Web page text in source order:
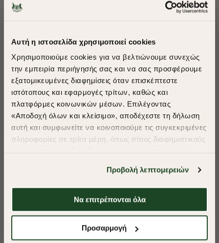
Αυτή η ιστοσελίδα χρησιμοποιεί cookies
Χρησιμοποιούμε cookies για να βελτιώνουμε συνεχώς
την εμπειρία περιήγησής σας και να σας προσφέρουμε
εξατομικευμένες διαφημίσεις όταν επισκέπτεστε
ιστότοπους και εφαρμογές τρίτων, καθώς και
πλατφόρμες κοινωνικών μέσων. Επιλέγοντας
«Αποδοχή όλων και κλείσιμο», αποδέχεστε τη δήλωση
αυτή και συμφωνείτε να κοινοποιούμε τις συγκεκριμένες
πληροφορίες σε τρίτα μέρη, όπως στους διαφημιστικούς
απαιτούμενα cookies» και θα περιοριστούμε
στα cookies και τις τεχνολογίες που είναι απολύτως
απαραίτητα για την ασφαλή απόδοση και
λειτουργικότητα της ιστοσελίδας μας. Ωστόσο, λάβετε
θα μπορούμε να συλλέξουμε πληροφορίες που θα
Προβολή λεπτομερειών
Να επιτρέπονται όλα
Προσαρμογή
ΠΡΟΤΕΙΝΟΥΜΕ ΓΙΑ ΕΣΑΣ
ΠΟΥΚΑΜΙΣΟ OXFORD REGULAR FIT
​
A Season of Style
SUMMER SALE
Shop Now